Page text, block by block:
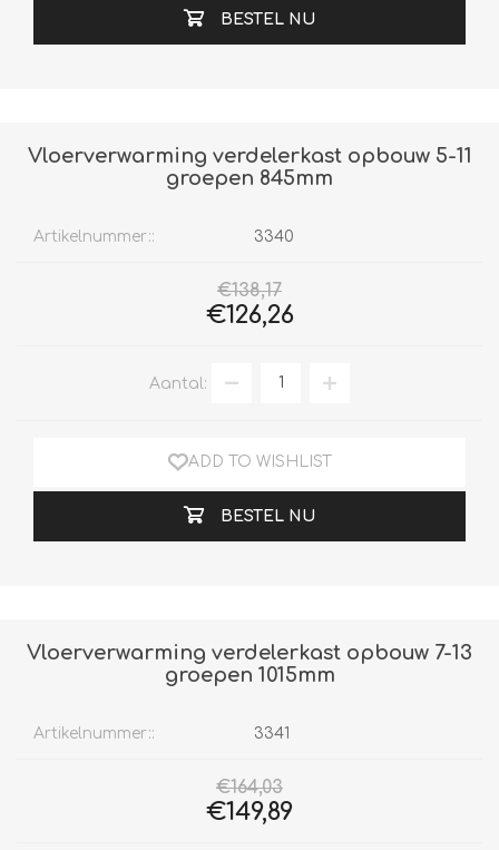
BESTEL NU
Vloerverwarming verdelerkast opbouw 5-11
groepen 845mm
Artikelnummer:: 3340
€138,17
€126,26
Aantal:
ADD TO WISHLIST
BESTEL NU
Vloerverwarming verdelerkast opbouw 7-13
groepen 1015mm
Artikelnummer:: 3341
€164,03
€149,89